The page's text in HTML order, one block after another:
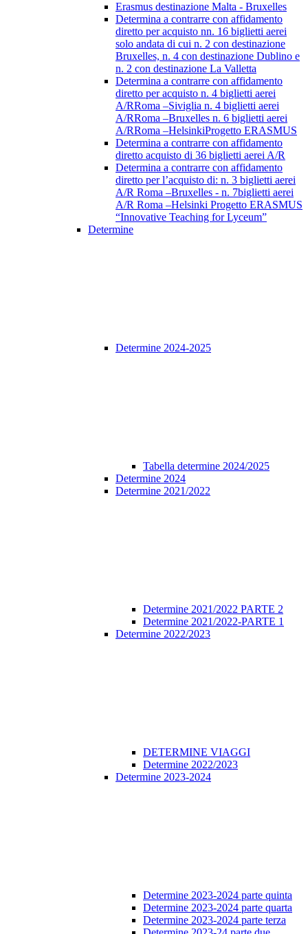
Erasmus destinazione Malta - Bruxelles
Determina a contrarre con affidamento
diretto per acquisto nn. 16 biglietti aerei
solo andata di cui n. 2 con destinazione
Bruxelles, n. 4 con destinazione Dublino e
n. 2 con destinazione La Valletta
Determina a contrarre con affidamento
diretto per acquisto n. 4 biglietti aerei
A/RRoma –Siviglia n. 4 biglietti aerei
A/RRoma –Bruxelles n. 6 biglietti aerei
A/RRoma –HelsinkiProgetto ERASMUS
Determina a contrarre con affidamento
diretto acquisto di 36 biglietti aerei A/R
Determina a contrarre con affidamento
diretto per l’acquisto di: n. 3 biglietti aerei
A/R Roma –Bruxelles - n. 7biglietti aerei
A/R Roma –Helsinki Progetto ERASMUS
“Innovative Teaching for Lyceum”
Determine
Determine 2024-2025
Tabella determine 2024/2025
Determine 2024
Determine 2021/2022
Determine 2021/2022 PARTE 2
Determine 2021/2022-PARTE 1
Determine 2022/2023
DETERMINE VIAGGI
Determine 2022/2023
Determine 2023-2024
Determine 2023-2024 parte quinta
Determine 2023-2024 parte quarta
Determine 2023-2024 parte terza